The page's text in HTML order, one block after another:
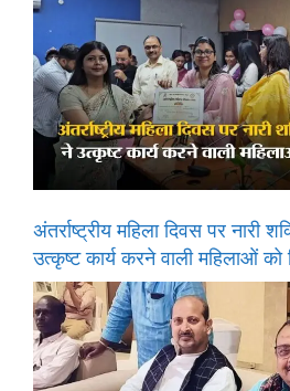
अंतर्राष्ट्रीय महिला दिवस पर नारी
उत्कृष्ट कार्य करने वाली महिलाओं